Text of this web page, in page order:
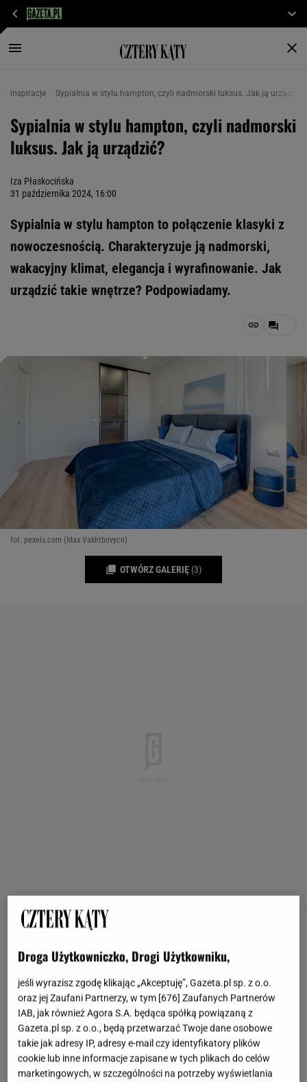
inspiracje Sypialnia w stylu hampton, czyli nadmorski luksus. Jak ją urządzić?
Sypialnia w stylu hampton, czyli nadmorski
luksus. Jak ją urządzić?
Iza Płaskocińska
31 października 2024, 16:00
Sypialnia w stylu hampton to połączenie klasyki z
nowoczesnością. Charakteryzuje ją nadmorski,
wakacyjny klimat, elegancja i wyrafinowanie. Jak
urządzić takie wnętrze? Podpowiadamy.
fot. pexels.com (Max Vakhtbovycn)
OTWÓRZ GALERIĘ (3)
Amerykański styl hampton podbił serca architektów
elegancję i wyrafinowanie ze spokojem i iście
wakacyjnym, nadmorskim klimatem. Sypialnia w
stylu hampton cieszy się niemałą popularnością.
Podpowiadamy, jak urządzić takie wnętrze.
Droga Użytkowniczko, Drogi Użytkowniku,
jeśli wyrazisz zgodę klikając „Akceptuję”, Gazeta.pl sp. z o.o.
oraz jej Zaufani Partnerzy, w tym [676] Zaufanych Partnerów
IAB, jak również Agora S.A. będąca spółką powiązaną z
Gazeta.pl sp. z o.o., będą przetwarzać Twoje dane osobowe
takie jak adresy IP, adresy e-mail czy identyfikatory plików
cookie lub inne informacje zapisane w tych plikach do celów
marketingowych, w szczególności na potrzeby wyświetlania